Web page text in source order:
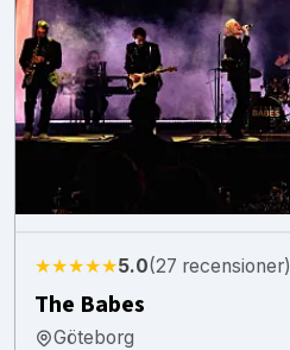
★★★★★5.0(27 recensioner)
The Babes
Göteborg